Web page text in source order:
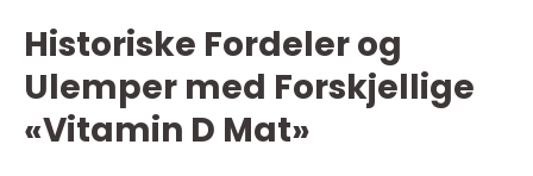
Historiske Fordeler og
Ulemper med Forskjellige
«Vitamin D Mat»